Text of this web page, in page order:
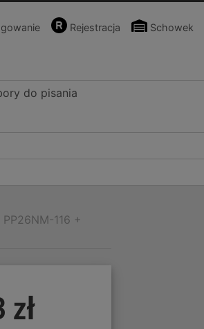
Rejestracja Schowek
do pisania
116 +